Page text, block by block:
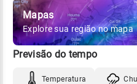
Mapas
Explore sua região no mapa
Previsão do tempo
Temperatura